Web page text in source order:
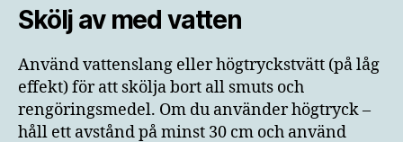
Skölj av med vatten
Använd vattenslang eller högtryckstvätt (på låg
effekt) för att skölja bort all smuts och
rengöringsmedel. Om du använder högtryck –
håll ett avstånd på minst 30 cm och använd